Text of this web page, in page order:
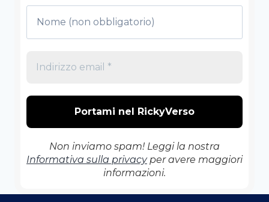
SCOCCIATORE)
Non inviamo spam! Leggi la nostra
Informativa sulla privacyper avere maggiori
informazioni.